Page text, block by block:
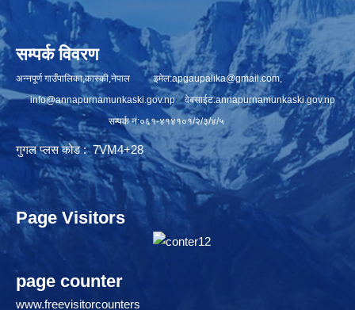
सम्पर्क विवरण
अन्नपूर्ण गाउँपालिका,कास्की,नेपाल इमेल:apgaupalika@gmail.com,
info@annapurnamunkaski.gov.npवेबसाईट:annapurnamunkaski.gov.np
सम्पर्क नं:०६१-४१४१०१/२/३/४/५
गुगल प्लस कोड : 7VM4+28
Page Visitors
page counter
www.freevisitorcounters